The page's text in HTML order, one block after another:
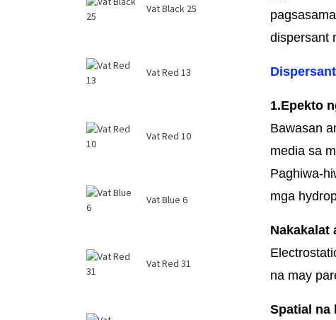
Vat Black 25
Vat Red 13
Vat Red 10
Vat Blue 6
Vat Red 31
dispersant
Dispersant
1.Epekto
Bawasan
media sa
Paghiwa-
mga
Nakakalat
na may
Spatial na